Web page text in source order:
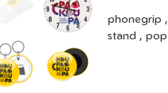
phonegrip ,
stand , pop